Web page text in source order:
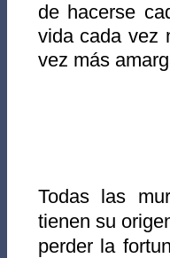
de hacerse
vida cada vez
vez más
Todas las
tienen su
perder la